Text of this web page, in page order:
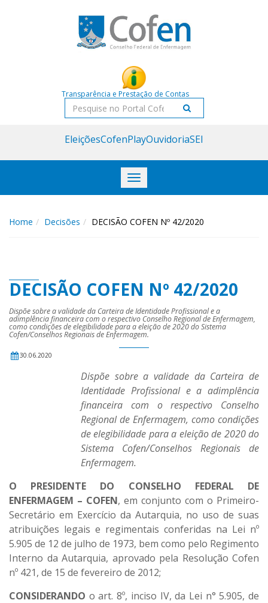
Transparência e Prestação de Contas
Pesquisar
EleiçõesCofenPlayOuvidoriaSEI
Toggle
navigation
Home Decisões DECISÃO COFEN Nº 42/2020
DECISÃO COFEN Nº 42/2020
Dispõe sobre a validade da Carteira de Identidade Profissional e a
adimplência financeira com o respectivo Conselho Regional de Enfermagem,
como condições de elegibilidade para a eleição de 2020 do Sistema
Cofen/Conselhos Regionais de Enfermagem.
30.06.2020
Dispõe sobre a validade da Carteira de
Identidade Profissional e a adimplência
financeira com o respectivo Conselho
Regional de Enfermagem, como condições
de elegibilidade para a eleição de 2020 do
Sistema Cofen/Conselhos Regionais de
Enfermagem.
O PRESIDENTE DO CONSELHO FEDERAL DE
ENFERMAGEM – COFEN, em conjunto com o Primeiro-
Secretário em Exercício da Autarquia, no uso de suas
atribuições legais e regimentais conferidas na Lei nº
5.905 de 12 de julho de 1973, bem como pelo Regimento
Interno da Autarquia, aprovado pela Resolução Cofen
nº 421, de 15 de fevereiro de 2012;
CONSIDERANDO o art. 8º, inciso IV, da Lei n° 5.905, de